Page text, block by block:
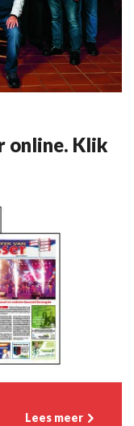
online. Klik
Lees meer